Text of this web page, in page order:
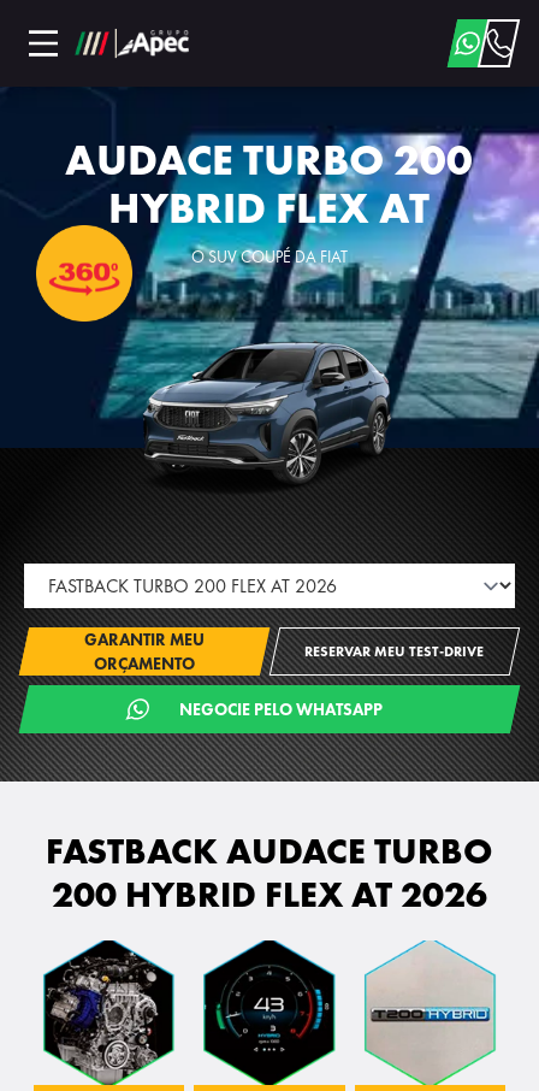
AUDACE TURBO 200
HYBRID FLEX AT
O SUV COUPÉ DA FIAT
GARANTIR MEU
ORÇAMENTO
RESERVAR MEU TEST-DRIVE
NEGOCIE PELO WHATSAPP
FASTBACK AUDACE TURBO
200 HYBRID FLEX AT 2026